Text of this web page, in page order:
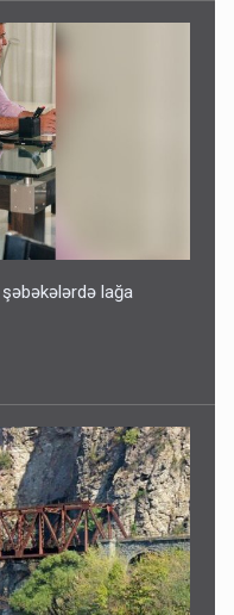
çıxır – Mühüm
danışdı
lağa